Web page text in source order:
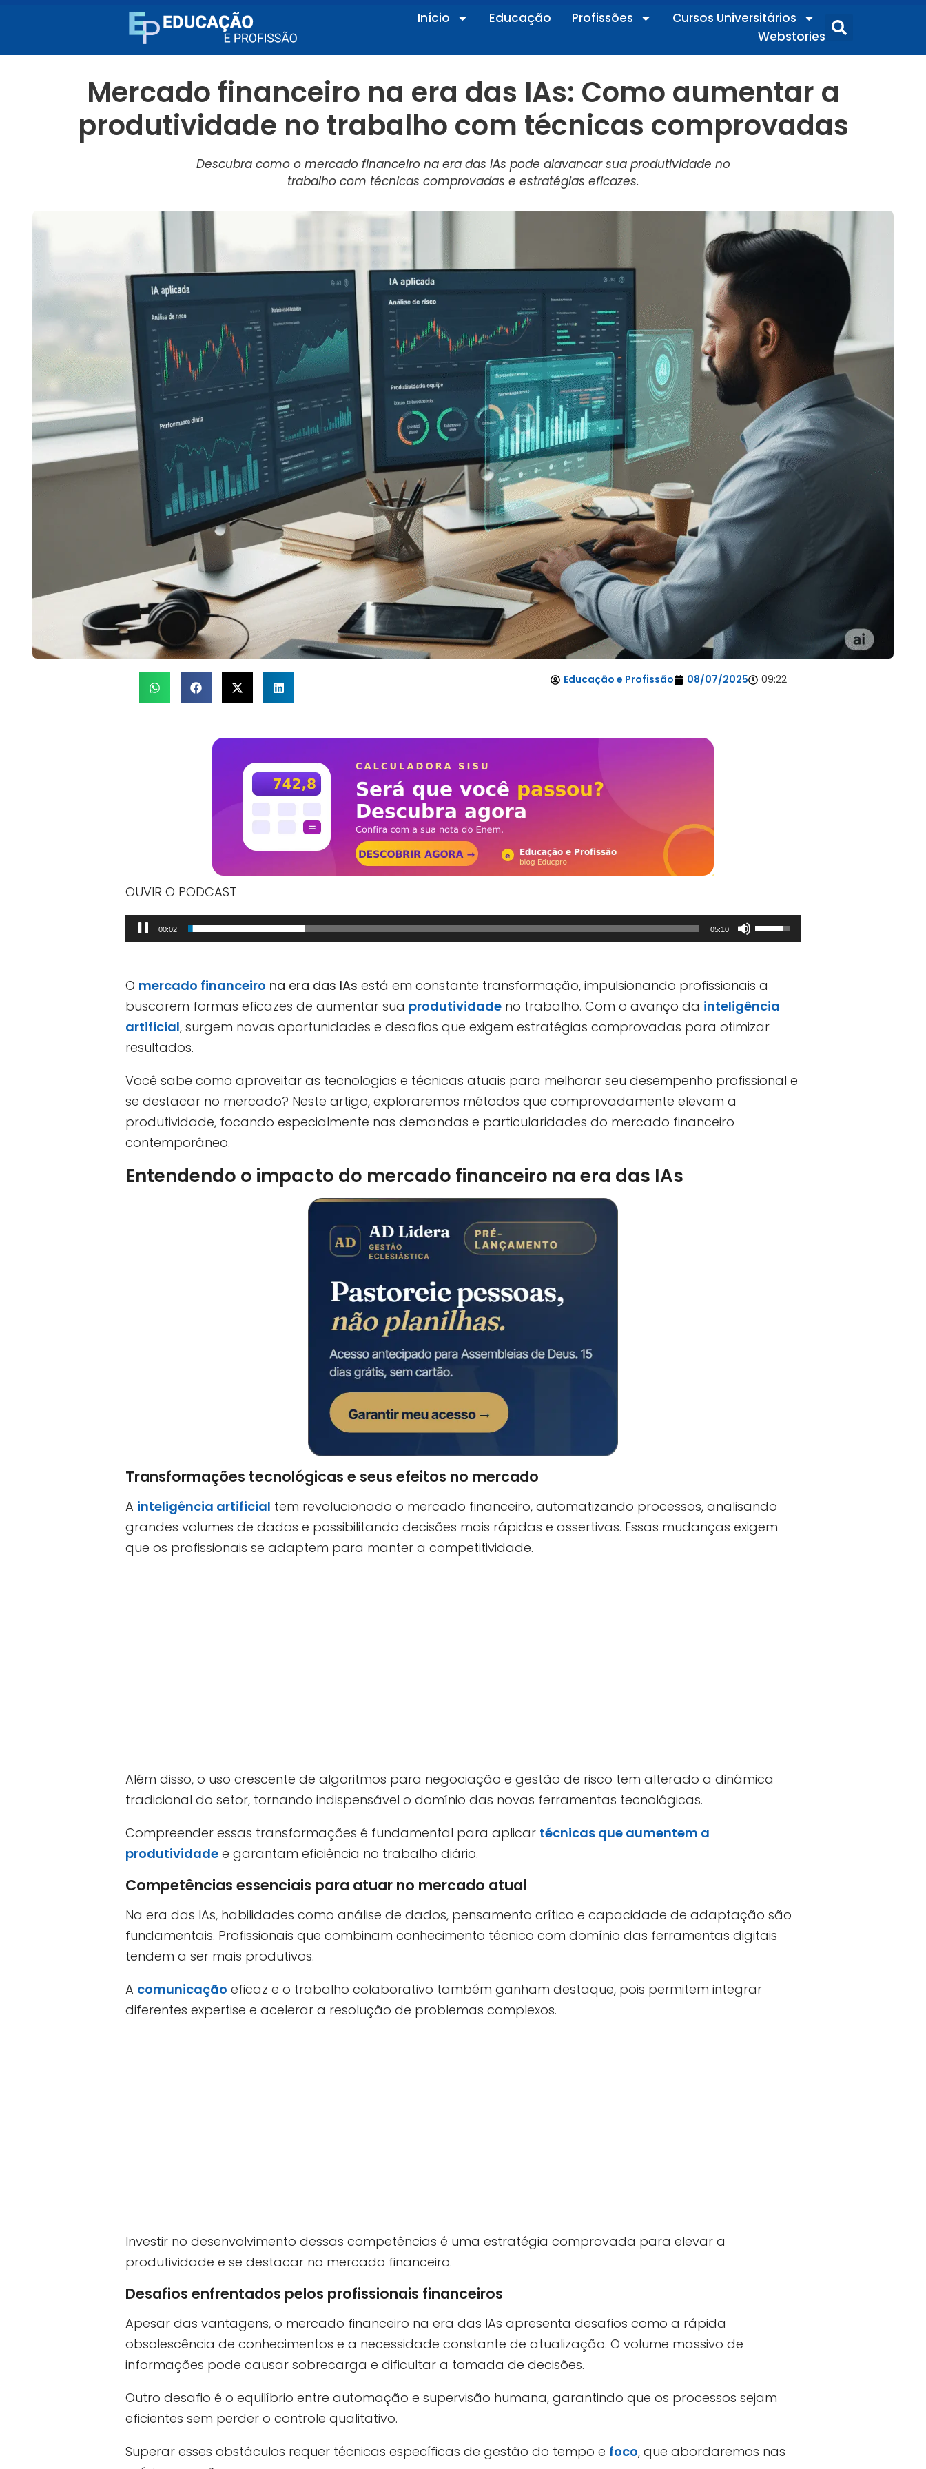
Início Educação Profissões
Cursos Universitários
Webstories
Mercado financeiro na era das IAs: Como aumentar a
produtividade no trabalho com técnicas comprovadas
Descubra como o mercado financeiro na era das IAs pode alavancar sua produtividade no
trabalho com técnicas comprovadas e estratégias eficazes.
Educação e Profissão 08/07/2025 09:22
OUVIR O PODCAST
Tocador
de
00:04 05:10
Use
as
para
cima
ou
para
O mercado financeiro na era das IAs está em constante transformação, impulsionando profissionais a
buscarem formas eficazes de aumentar sua produtividade no trabalho. Com o avanço da inteligência
artificial, surgem novas oportunidades e desafios que exigem estratégias comprovadas para otimizar
resultados.
Você sabe como aproveitar as tecnologias e técnicas atuais para melhorar seu desempenho profissional e
se destacar no mercado? Neste artigo, exploraremos métodos que comprovadamente elevam a
produtividade, focando especialmente nas demandas e particularidades do mercado financeiro
contemporâneo.
Entendendo o impacto do mercado financeiro na era das IAs
Transformações tecnológicas e seus efeitos no mercado
A inteligência artificial tem revolucionado o mercado financeiro, automatizando processos, analisando
grandes volumes de dados e possibilitando decisões mais rápidas e assertivas. Essas mudanças exigem
que os profissionais se adaptem para manter a competitividade.
Além disso, o uso crescente de algoritmos para negociação e gestão de risco tem alterado a dinâmica
tradicional do setor, tornando indispensável o domínio das novas ferramentas tecnológicas.
Compreender essas transformações é fundamental para aplicar técnicas que aumentem a
produtividade e garantam eficiência no trabalho diário.
Competências essenciais para atuar no mercado atual
Na era das IAs, habilidades como análise de dados, pensamento crítico e capacidade de adaptação são
fundamentais. Profissionais que combinam conhecimento técnico com domínio das ferramentas digitais
tendem a ser mais produtivos.
A comunicação eficaz e o trabalho colaborativo também ganham destaque, pois permitem integrar
diferentes expertise e acelerar a resolução de problemas complexos.
Investir no desenvolvimento dessas competências é uma estratégia comprovada para elevar a
produtividade e se destacar no mercado financeiro.
Desafios enfrentados pelos profissionais financeiros
Apesar das vantagens, o mercado financeiro na era das IAs apresenta desafios como a rápida
obsolescência de conhecimentos e a necessidade constante de atualização. O volume massivo de
informações pode causar sobrecarga e dificultar a tomada de decisões.
Outro desafio é o equilíbrio entre automação e supervisão humana, garantindo que os processos sejam
eficientes sem perder o controle qualitativo.
Superar esses obstáculos requer técnicas específicas de gestão do tempo e foco, que abordaremos nas